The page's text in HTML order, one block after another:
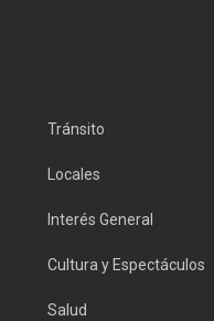
Tránsito
Locales
Interés General
Cultura y Espectáculos
Salud